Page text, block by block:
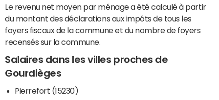
Le revenu net moyen par ménage a été calculé à partir
du montant des déclarations aux impôts de tous les
foyers fiscaux de la commune et du nombre de foyers
recensés sur la commune.
Salaires dans les villes proches de
Gourdièges
Pierrefort (15230)